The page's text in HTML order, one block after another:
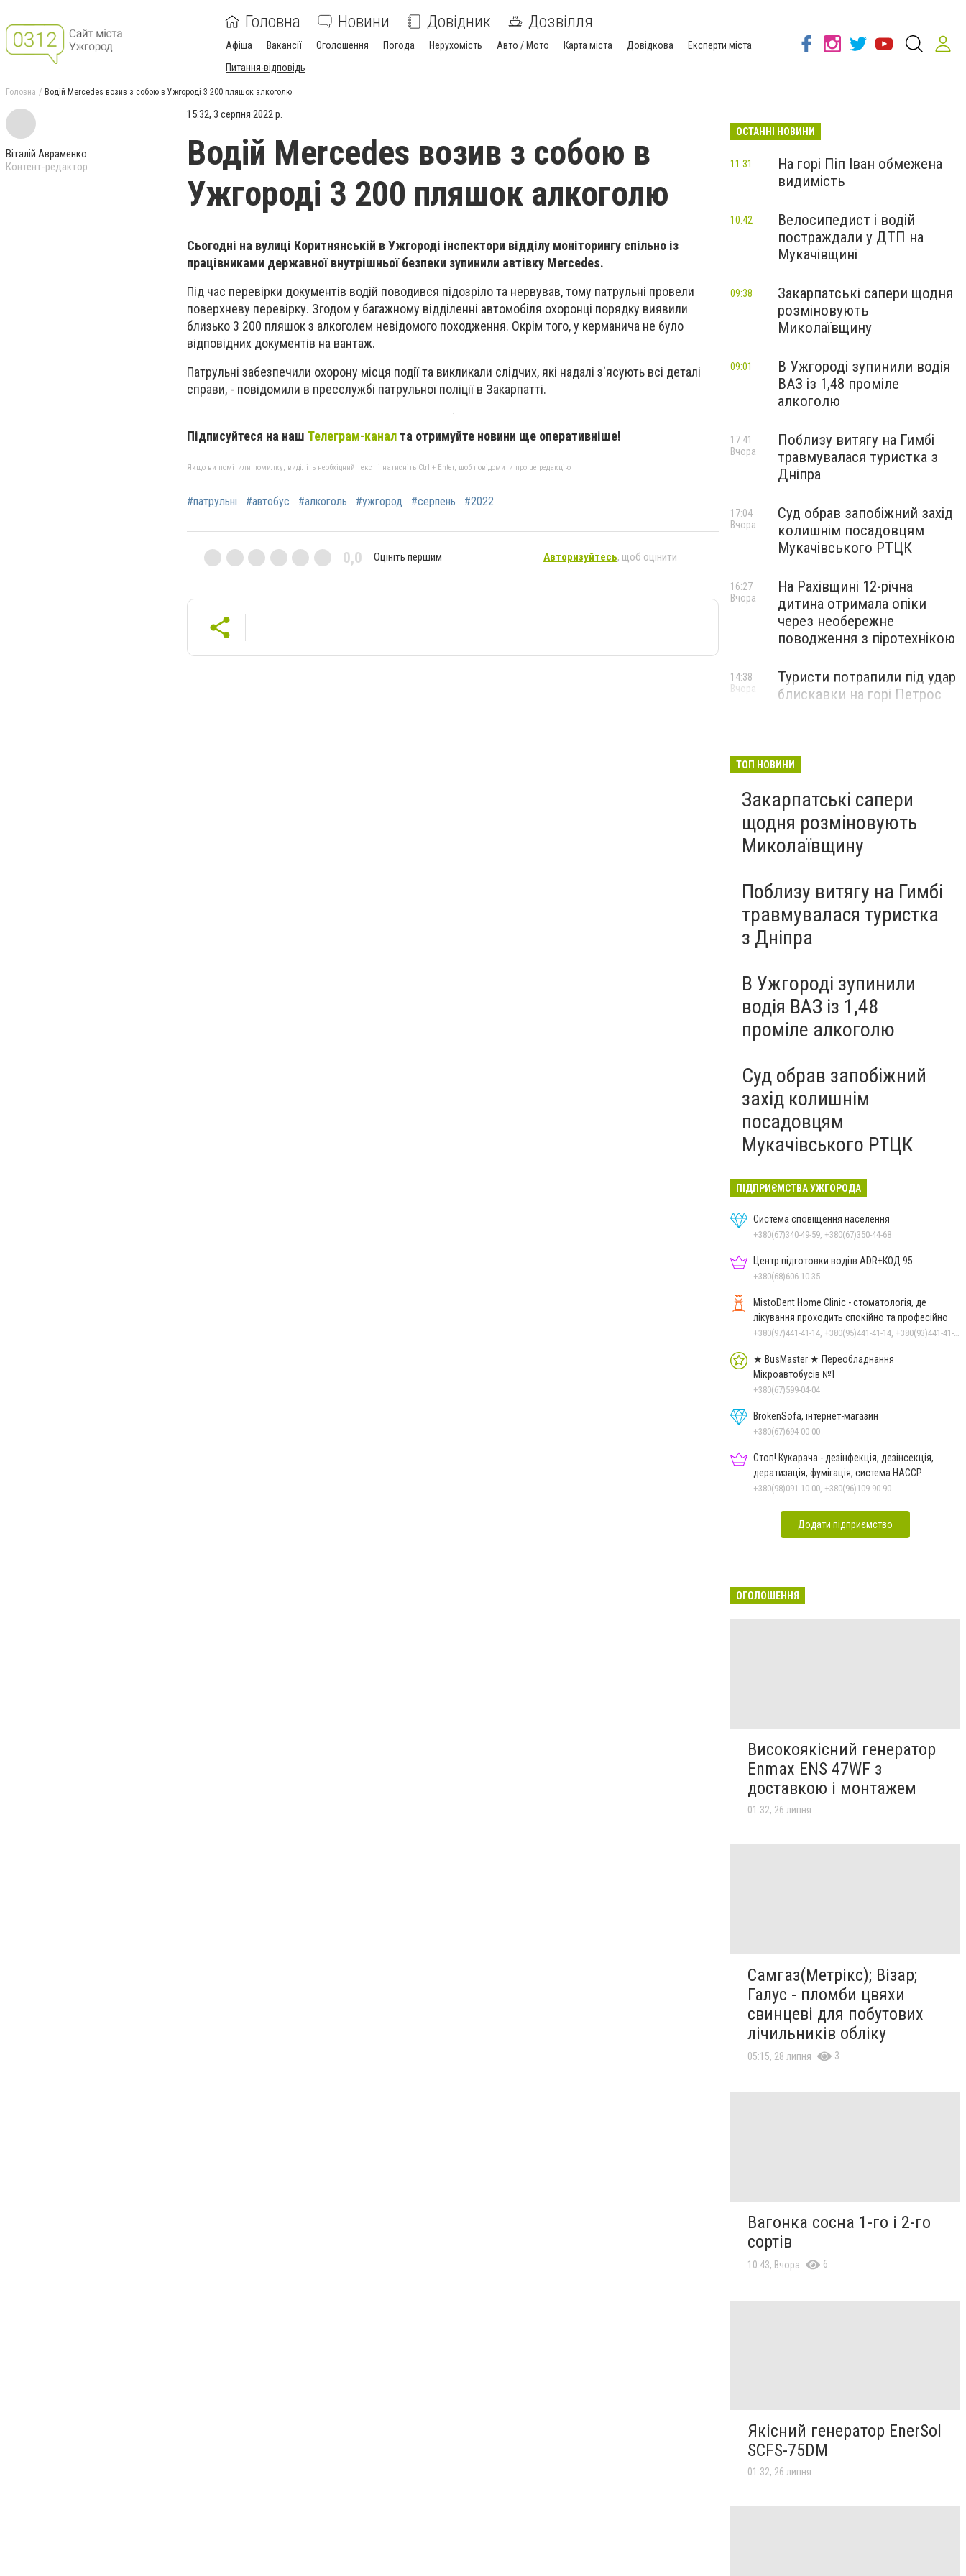
Головна Новини Довідник Дозвілля
Афіша Вакансії Оголошення Погода Нерухомість Авто / Мото Карта міста Довідкова
Експерти міста
Питання-відповідь
Головна Водій Mercedes возив з собою в Ужгороді 3 200 пляшок алкоголю
Віталій Авраменко
Контент-редактор
15:32, 3 серпня 2022 р.
Водій Mercedes возив з собою в
Ужгороді 3 200 пляшок алкоголю
Сьогодні на вулиці Коритнянській в Ужгороді інспектори відділу моніторингу спільно із
працівниками державної внутрішньої безпеки зупинили автівку Mercedes.
Під час перевірки документів водій поводився підозріло та нервував, тому патрульні провели
поверхневу перевірку. Згодом у багажному відділенні автомобіля охоронці порядку виявили
близько 3 200 пляшок з алкоголем невідомого походження. Окрім того, у керманича не було
відповідних документів на вантаж.
Патрульні забезпечили охорону місця події та викликали слідчих, які надалі з‘ясують всі деталі
справи, - повідомили в пресслужбі патрульної поліції в Закарпатті.
Підписуйтеся на наш Телеграм-каналта отримуйте новини ще оперативніше!
Якщо ви помітили помилку, виділіть необхідний текст і натисніть Ctrl + Enter, щоб повідомити про це редакцію
#патрульні #автобус #алкоголь #ужгород #серпень #2022
0,0 Оцініть першим Авторизуйтесь, щоб оцінити
ОСТАННІ НОВИНИ
На горі Піп Іван обмежена
видимість
11:31
Велосипедист і водій
постраждали у ДТП на
Мукачівщині
10:42
Закарпатські сапери щодня
розміновують
Миколаївщину
09:38
В Ужгороді зупинили водія
ВАЗ із 1,48 проміле
алкоголю
09:01
Поблизу витягу на Гимбі
травмувалася туристка з
Дніпра
17:41
Вчора
Суд обрав запобіжний захід
колишнім посадовцям
Мукачівського РТЦК
17:04
Вчора
На Рахівщині 12-річна
дитина отримала опіки
через необережне
поводження з піротехнікою
16:27
Вчора
Туристи потрапили під удар
блискавки на горі Петрос
14:38
Вчора
ТОП НОВИНИ
Закарпатські сапери
щодня розміновують
Миколаївщину
Поблизу витягу на Гимбі
травмувалася туристка
з Дніпра
В Ужгороді зупинили
водія ВАЗ із 1,48
проміле алкоголю
Суд обрав запобіжний
захід колишнім
посадовцям
Мукачівського РТЦК
ПІДПРИЄМСТВА УЖГОРОДА
Система сповіщення населення
+380(67)340-49-59, +380(67)350-44-68
Центр підготовки водіїв ADR+КОД 95
+380(68)606-10-35
MistoDent Home Clinic - стоматологія, де
лікування проходить спокійно та професійно
+380(97)441-41-14, +380(95)441-41-14, +380(93)441-41-14
★ BusMaster ★ Переобладнання
Мікроавтобусів №1
+380(67)599-04-04
BrokenSofa, інтернет-магазин
+380(67)694-00-00
Стоп! Кукарача - дезінфекція, дезінсекція,
дератизація, фумігація, система HACCP
+380(98)091-10-00, +380(96)109-90-90
Додати підприємство
ОГОЛОШЕННЯ
Високоякісний генератор
Enmax ENS 47WF з
доставкою і монтажем
01:32, 26 липня
Самгаз(Метрікс); Візар;
Галус - пломби цвяхи
свинцеві для побутових
лічильників обліку
05:15, 28 липня 3
Вагонка сосна 1-го і 2-го
сортів
10:43, Вчора 6
Якісний генератор EnerSol
SCFS-75DM
01:32, 26 липня